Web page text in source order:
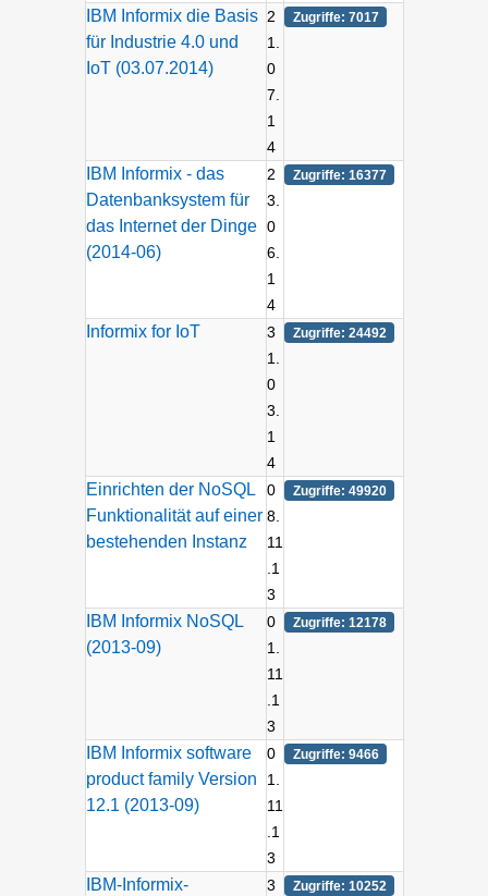
IBM Informix die Basis
für Industrie 4.0 und
IoT (03.07.2014)
2
1.
0
7.
1
4
Zugriffe: 7017
IBM Informix - das
Datenbanksystem für
das Internet der Dinge
(2014-06)
2
3.
0
6.
1
4
Zugriffe: 16377
Informix for IoT
3
1.
0
3.
1
4
Zugriffe: 24492
Einrichten der NoSQL
Funktionalität auf einer
bestehenden Instanz
0
8.
11
.1
3
Zugriffe: 49920
IBM Informix NoSQL
(2013-09)
0
1.
11
.1
3
Zugriffe: 12178
IBM Informix software
product family Version
12.1 (2013-09)
0
1.
11
.1
3
Zugriffe: 9466
IBM-Informix-
3
Zugriffe: 10252